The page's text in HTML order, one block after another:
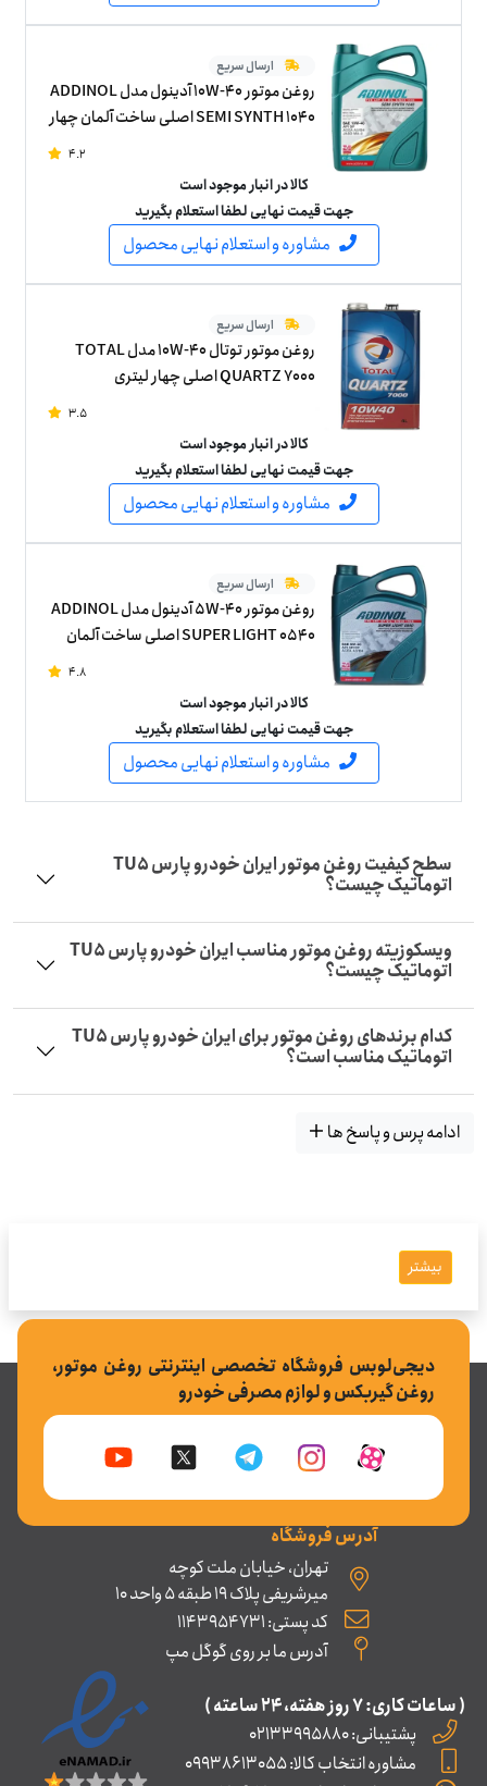
ارسال سریع
روغن موتور 10W-40 آدینول مدل ADDINOL
SEMI SYNTH 1040 اصلی ساخت آلمان چهار
4.2
کالا در انبار موجود است
جهت قیمت نهایی لطفا استعلام بگیرید
مشاوره و استعلام نهایی محصول
ارسال سریع
روغن موتور توتال 10W-40 مدل TOTAL
QUARTZ 7000 اصلی چهار لیتری
3.5
کالا در انبار موجود است
جهت قیمت نهایی لطفا استعلام بگیرید
مشاوره و استعلام نهایی محصول
ارسال سریع
روغن موتور 5W-40 آدینول مدل ADDINOL
SUPER LIGHT 0540 اصلی ساخت آلمان
4.8
کالا در انبار موجود است
جهت قیمت نهایی لطفا استعلام بگیرید
مشاوره و استعلام نهایی محصول
سطح کیفیت روغن موتور ایران خودرو پارس TU5
اتوماتیک چیست؟
ویسکوزیته روغن موتور مناسب ایران خودرو پارس TU5
اتوماتیک چیست؟
کدام برندهای روغن موتور برای ایران خودرو پارس TU5
اتوماتیک مناسب است؟
ادامه پرس و پاسخ ها
بیشتر
دیجی‌لوبس فروشگاه تخصصی اینترنتی روغن موتور،
روغن گیربکس و لوازم مصرفی خودرو
آدرس فروشگاه
تهران، خیابان ملت کوچه
میرشریفی پلاک 19 طبقه 5 واحد 10
کد پستی: 1143954731
آدرس ما بر روی گوگل مپ
( ساعات کاری: ۷ روز ﻫﻔﺘﻪ، ۲۴ ﺳﺎﻋﺘﻪ )
پشتیبانی: 02133995880
مشاوره انتخاب کالا: 09938613055